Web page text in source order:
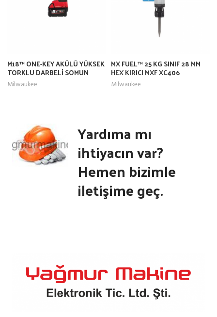
M18™ ONE-KEY AKÜLÜ YÜKSEK
TORKLU DARBELİ SOMUN
SIKMA 1” (SEGMANLI)
Milwaukee
MX FUEL™ 25 KG SINIF 28 MM
HEX KIRICI MXF XC406
Milwaukee
Yardıma mı
ihtiyacın var?
Hemen bizimle
iletişime geç.